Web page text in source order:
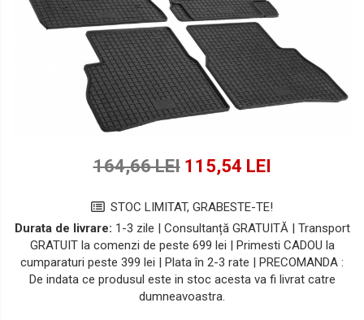
Lichide Suspensie Motociclete
Lichide Întreținere
Lichide Întreținere Autoturisme
Lichide Întreținere Camioane
Lichide Întreținere Utilaje164,66 LEI 115,54 LEI
STOC LIMITAT, GRABESTE-TE!
Durata de livrare: 1-3 zile | Consultanță GRATUITĂ | Transport
GRATUIT la comenzi de peste 699 lei | Primesti CADOU la
cumparaturi peste 399 lei | Plata în 2-3 rate | PRECOMANDA :
De indata ce produsul este in stoc acesta va fi livrat catre
dumneavoastra.